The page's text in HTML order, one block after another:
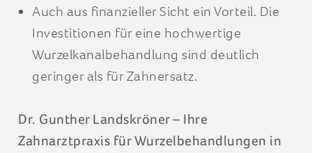
Auch aus finanzieller Sicht ein Vorteil. Die
Investitionen für eine hochwertige
Wurzelkanalbehandlung sind deutlich
geringer als für Zahnersatz.
Dr. Gunther Landskröner – Ihre
Zahnarztpraxis für Wurzelbehandlungen in